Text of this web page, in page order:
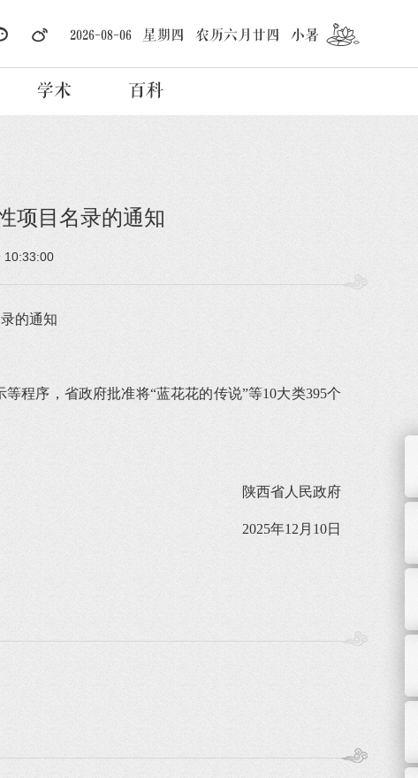
2026-08-06 星期四 农历六月廿四 小暑
学术 百科
项目名录的通知
10:33:00
的通知
程序，省政府批准将“蓝花花的传说”等10大类395个
陕西省人民政府
2025年12月10日